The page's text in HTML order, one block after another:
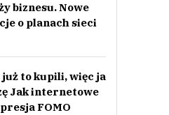
biznesu. Nowe
o planach sieci
już to kupili, więc ja
Jak internetowe
FOMO